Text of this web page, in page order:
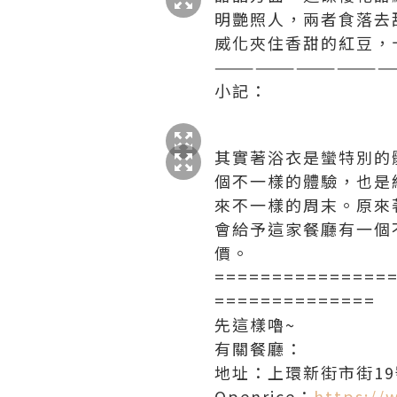
明艷照人，兩者食落
威化夾住香甜的紅豆
小記：
其實著浴衣是蠻特別
個不一樣的體驗，也
來不一樣的周末。原
會給予這家餐廳有一
價。
==============
先這樣嚕~
有關餐廳：
地址：上環新街市街